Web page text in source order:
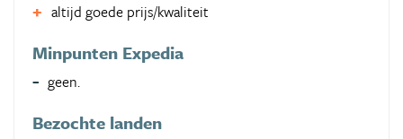
altijd goede prijs/kwaliteit
Minpunten Expedia
geen.
Bezochte landen